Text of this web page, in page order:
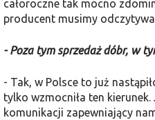
całoroczne tak mocno
producent musimy
- Poza tym sprzedaż dóbr, w
- Tak, w Polsce to już
tylko wzmocniła ten
komunikacji zapewniający